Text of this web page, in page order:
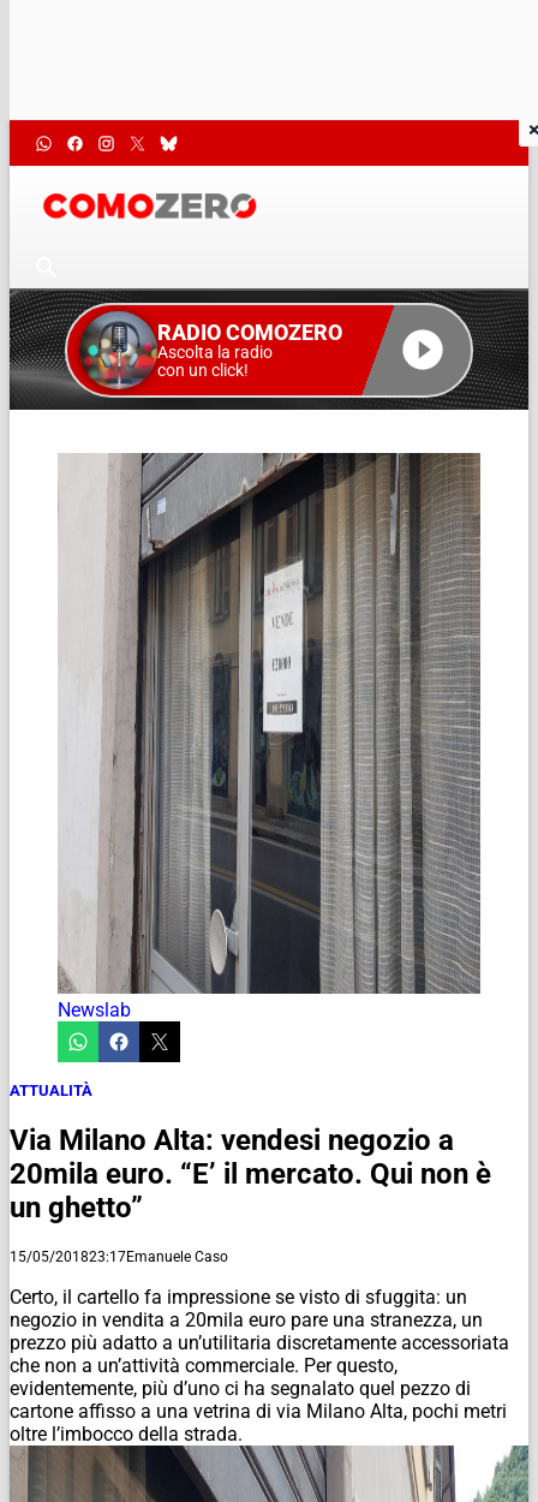
RADIO COMOZERO
Ascolta la radio
con un click!
Newslab
ATTUALITÀ
Via Milano Alta: vendesi negozio a
20mila euro. “E’ il mercato. Qui non è
un ghetto”
15/05/201823:17Emanuele Caso
Certo, il cartello fa impressione se visto di sfuggita: un
negozio in vendita a 20mila euro pare una stranezza, un
prezzo più adatto a un’utilitaria discretamente accessoriata
che non a un’attività commerciale. Per questo,
evidentemente, più d’uno ci ha segnalato quel pezzo di
cartone affisso a una vetrina di via Milano Alta, pochi metri
oltre l’imbocco della strada.